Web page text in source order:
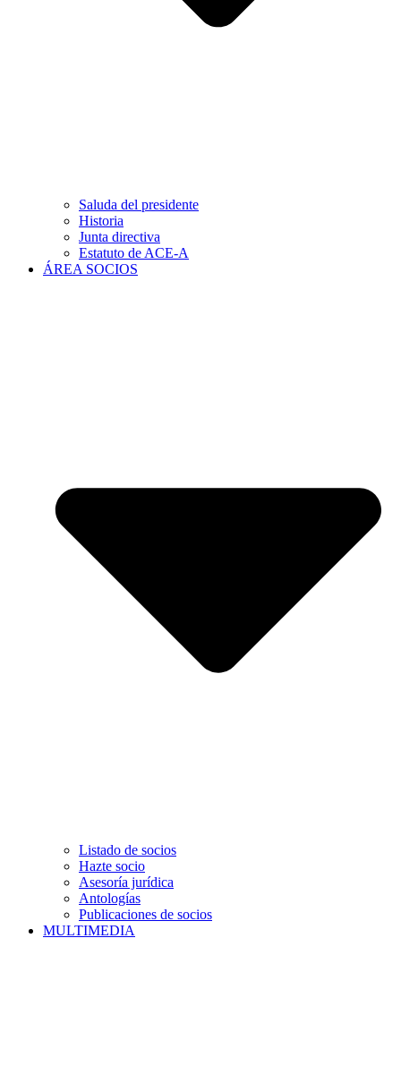
Saluda del presidente
Historia
Junta directiva
Estatuto de ACE-A
ÁREA SOCIOS
Listado de socios
Hazte socio
Asesoría jurídica
Antologías
Publicaciones de socios
MULTIMEDIA